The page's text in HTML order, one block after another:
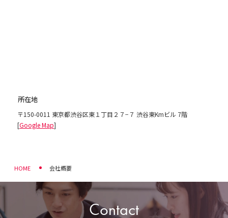
所在地
〒150-0011 東京都渋谷区東１丁目２７−７ 渋谷東Kmビル 7階
[Google Map]
Contact